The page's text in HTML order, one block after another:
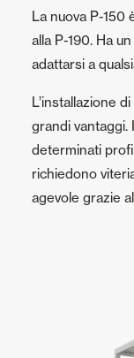
La nuova P-150
alla P-190. Ha
adattarsi a
L’installazione
grandi
determinati
richiedono
agevole grazie